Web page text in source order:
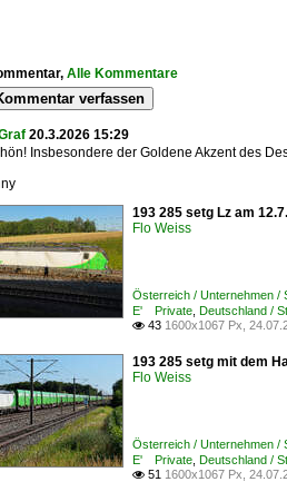
Alle Kommentare
verfassen
20.3.2026 15:29
Insbesondere der Goldene Akzent des
193 285 setg Lz am
Flo Weiss
Österreich / Unternehmen /
E' Private Deutschland /
 43 1600x1067 Px,
193 285 setg mit dem
Flo Weiss
Österreich / Unternehmen /
E' Private Deutschland /
 51 1600x1067 Px,